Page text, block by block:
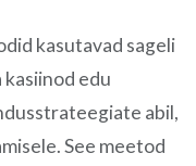
kasutavad sageli
edu
abil,
See meetod